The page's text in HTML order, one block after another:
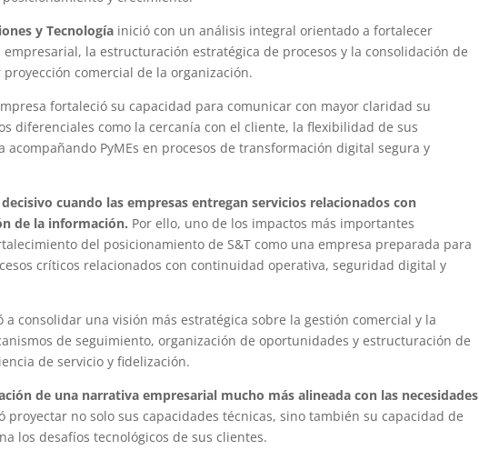
y Tecnología inició con un análisis integral orientado a fortalecer
la estructuración estratégica de procesos y la consolidación de
comercial de la organización.
fortaleció su capacidad para comunicar con mayor claridad su
diferenciales como la cercanía con el cliente, la flexibilidad de sus
acompañando PyMEs en procesos de transformación digital segura y
cuando las empresas entregan servicios relacionados con
de la información. Por ello, uno de los impactos más importantes
del posicionamiento de S&T como una empresa preparada para
críticos relacionados con continuidad operativa, seguridad digital y
consolidar una visión más estratégica sobre la gestión comercial y la
de seguimiento, organización de oportunidades y estructuración de
de servicio y fidelización.
de una narrativa empresarial mucho más alineada con las necesidades
proyectar no solo sus capacidades técnicas, sino también su capacidad de
los desafíos tecnológicos de sus clientes.